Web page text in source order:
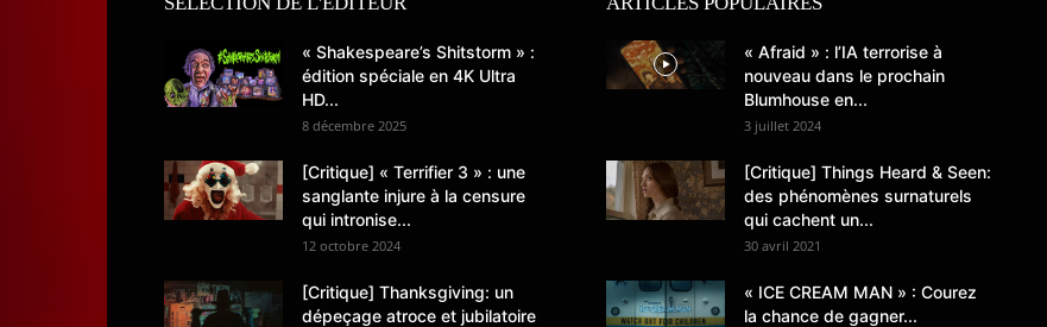
« Shakespeare’s Shitstorm » :
édition spéciale en 4K Ultra
HD...
8 décembre 2025
[Critique] « Terrifier 3 » : une
sanglante injure à la censure
qui intronise...
12 octobre 2024
[Critique] Thanksgiving: un
dépeçage atroce et jubilatoire
« Afraid » : l’IA terrorise à
nouveau dans le prochain
Blumhouse en...
3 juillet 2024
[Critique] Things Heard & Seen:
des phénomènes surnaturels
qui cachent un...
30 avril 2021
« ICE CREAM MAN » : Courez
la chance de gagner...